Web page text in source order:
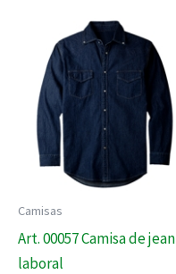
Camisas
Art. 00057 Camisa de jean
laboral